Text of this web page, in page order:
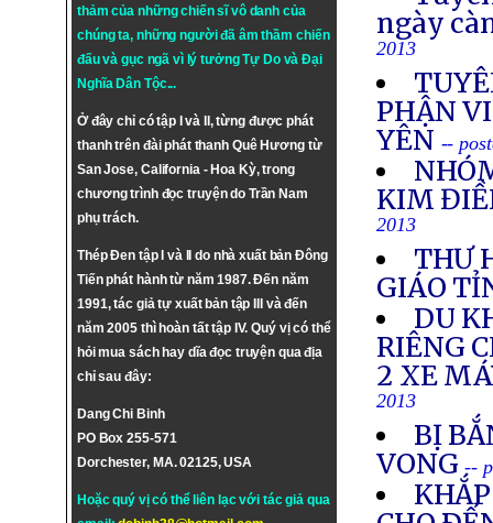
thảm của những chiến sĩ vô danh của
chúng ta, những người đã âm thầm chiến
đấu và gục ngã vì lý tưởngTự DovàĐại
Nghĩa Dân Tộc...
Ở đây chỉ có tập I và II, từng được phát
thanh trên đài phát thanh Quê Hương từ
San Jose, California - Hoa Kỳ, trong
chương trình đọc truyện do Trần Nam
phụ trách.
Thép Đen tập I và II do nhà xuất bản Đông
Tiến phát hành từ năm 1987. Đến năm
1991, tác giả tự xuất bản tập III và đến
năm 2005 thì hoàn tất tập IV. Quý vị có thể
hỏi mua sách hay dĩa đọc truyện qua địa
chỉ sau đây:
Dang Chi Binh
PO Box 255-571
Dorchester, MA. 02125, USA
Hoặc quý vị có thể liên lạc với tác giả qua
ngày
2013
PHẬN
YÊN --
KIM
2013
THƯ
GIÁO
DU
RIÊNG
2 XE
2013
BỊ
VONG --